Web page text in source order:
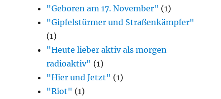
"Geboren am 17. November" (1)
"Gipfelstürmer und Straßenkämpfer"
(1)
"Heute lieber aktiv als morgen
radioaktiv" (1)
"Hier und Jetzt" (1)
"Riot" (1)